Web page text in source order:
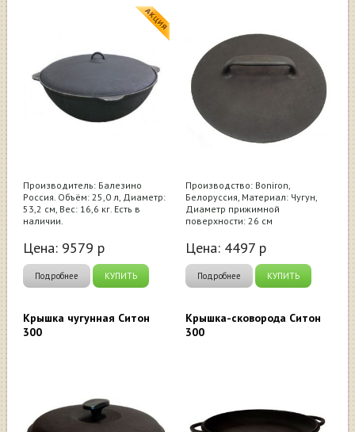
Производитель: Балезино
Россия. Объём: 25,0 л, Диаметр:
53,2 см, Вес: 16,6 кг. Есть в
наличии.
Цена: 9579 р
Подробнее КУПИТЬ
Производство: Boniron,
Белоруссия, Материал: Чугун,
Диаметр прижимной
поверхности: 26 см
Цена: 4497 р
Подробнее КУПИТЬ
Крышка чугунная Ситон
300
Крышка-сковорода Ситон
300